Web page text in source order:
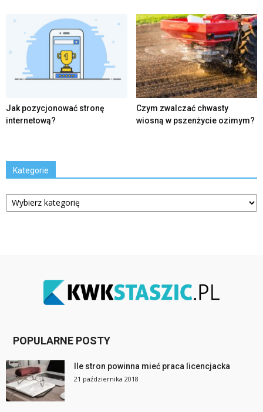
Jak pozycjonować stronę
internetową?
Czym zwalczać chwasty
wiosną w pszenżycie ozimym?
Kategorie
Kategorie
POPULARNE POSTY
Ile stron powinna mieć praca licencjacka
21 października 2018